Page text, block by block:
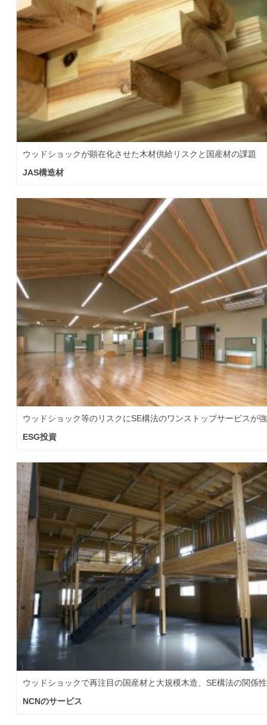
ウッドショックが顕在化させた木材供給リスクと国産材の課題
JAS構造材
ウッドショック等のリスクにSE構法のワンストップサービスが
ESG投資
ウッドショックで再注目の国産材と大規模木造、SE構法の関係性
NCNのサービス